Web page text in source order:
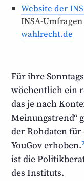
Website der
INSA-
wahlrecht.de
Für ihre
wöchentlich ein
das je nach
Meinungs­trend“
der Roh­daten für
YouGov erhoben.
ist die
des Instituts.